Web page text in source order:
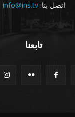
اتصل بنا:info@ins.tv
تابعنا